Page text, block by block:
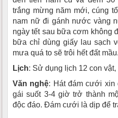
trắng mừng năm mới, cúng
nam nữ đi gánh nước vàng
ngày tết sau bữa cơm không
bữa chỉ dùng giấy lau sạch
mưa quá to sẽ trôi hết đất mầu.
Lịch: Sử dụng lịch 12 con
Văn nghệ: Hát đám cưới xin
gái suốt 3-4 giờ trở thành
độc đáo. Ðám cưới là dịp để